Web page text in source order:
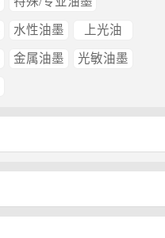
水性油墨 上光油
金属油墨 光敏油墨